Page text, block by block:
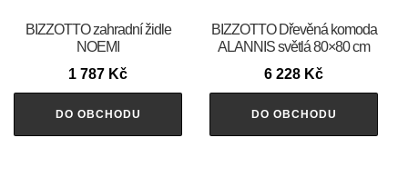
BIZZOTTO zahradní židle
NOEMI
1 787 Kč
DO OBCHODU
BIZZOTTO Dřevěná komoda
ALANNIS světlá 80×80 cm
6 228 Kč
DO OBCHODU